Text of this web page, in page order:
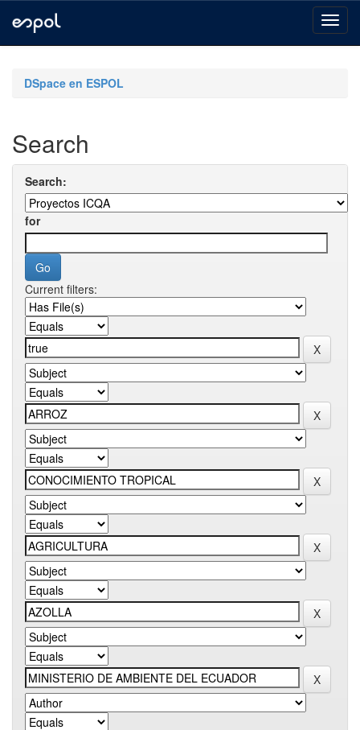
navigationDSpace en ESPOL
Search
Search:
for
Current filters: